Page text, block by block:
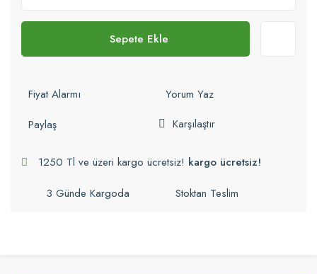
Sepete Ekle
Fiyat Alarmı
Yorum Yaz
Paylaş
Karşılaştır
1250 Tl ve üzeri kargo ücretsiz! kargo ücretsiz!
3 Günde Kargoda
Stoktan Teslim